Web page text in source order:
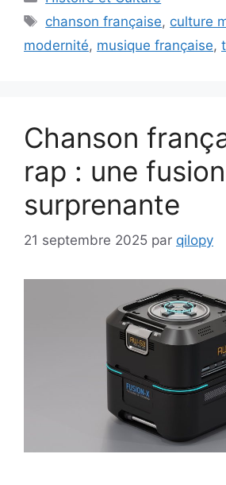
Étiquettes
chanson française, culture
modernité, musique française,
Chanson
rap : une fusion
surprenante
21 septembre 2025 par qilopy